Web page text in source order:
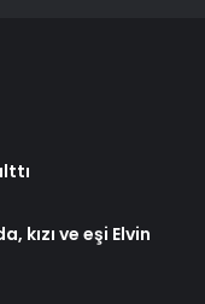
kızı ve eşi Elvin